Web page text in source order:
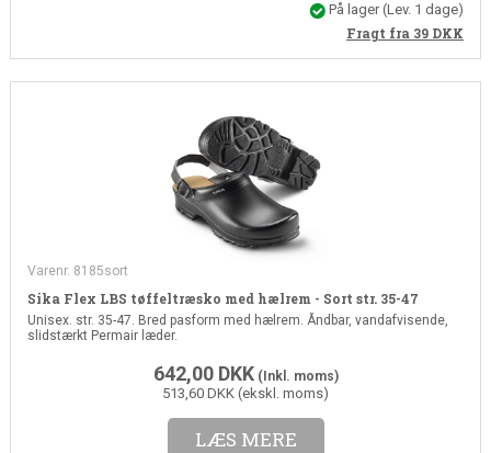
På lager(Lev. 1 dage)
Fragt fra 39 DKK
Varenr. 8185sort
Sika Flex LBS tøffeltræsko med hælrem - Sort str. 35-47
Unisex. str. 35-47. Bred pasform med hælrem. Åndbar, vandafvisende,
slidstærkt Permair læder.
642,00 DKK(Inkl. moms)
513,60 DKK (ekskl. moms)
LÆS MERE